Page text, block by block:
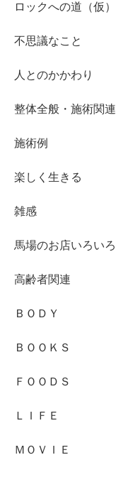
ロックへの道（仮）
不思議なこと
人とのかかわり
整体全般・施術関連
施術例
楽しく生きる
雑感
馬場のお店いろいろ
高齢者関連
ＢＯＤＹ
ＢＯＯＫＳ
ＦＯＯＤＳ
ＬＩＦＥ
ＭＯＶＩＥ